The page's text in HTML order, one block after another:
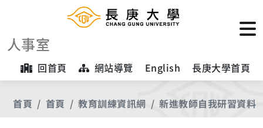
人事室
回首頁 網站導覽 English 長庚大學首頁
首頁 首頁 教育訓練資訊網 新進教師自我研習資料